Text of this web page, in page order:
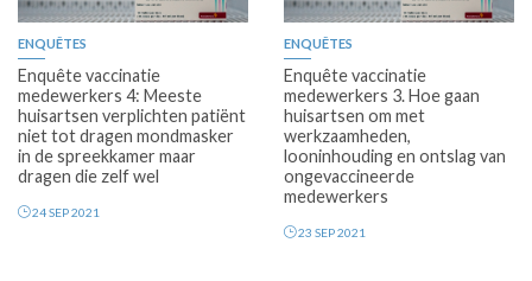
ENQUÊTES
Enquête vaccinatie
medewerkers 4: Meeste
huisartsen verplichten patiënt
niet tot dragen mondmasker
in de spreekkamer maar
dragen die zelf wel
24 SEP 2021
ENQUÊTES
Enquête vaccinatie
medewerkers 3. Hoe gaan
huisartsen om met
werkzaamheden,
looninhouding en ontslag van
ongevaccineerde
medewerkers
23 SEP 2021